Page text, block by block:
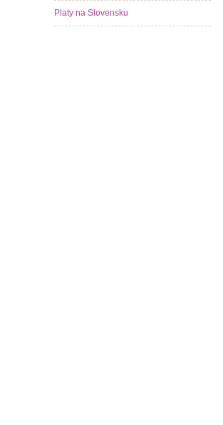
Platy na Slovensku